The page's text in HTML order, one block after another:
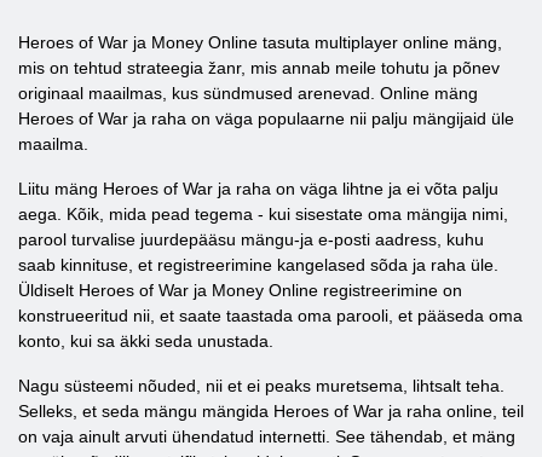
Heroes of War ja Money Online tasuta multiplayer online mäng,
mis on tehtud strateegia žanr, mis annab meile tohutu ja põnev
originaal maailmas, kus sündmused arenevad. Online mäng
Heroes of War ja raha on väga populaarne nii palju mängijaid üle
maailma.
Liitu mäng Heroes of War ja raha on väga lihtne ja ei võta palju
aega. Kõik, mida pead tegema - kui sisestate oma mängija nimi,
parool turvalise juurdepääsu mängu-ja e-posti aadress, kuhu
saab kinnituse, et registreerimine kangelased sõda ja raha üle.
Üldiselt Heroes of War ja Money Online registreerimine on
konstrueeritud nii, et saate taastada oma parooli, et pääseda oma
konto, kui sa äkki seda unustada.
Nagu süsteemi nõuded, nii et ei peaks muretsema, lihtsalt teha.
Selleks, et seda mängu mängida Heroes of War ja raha online, teil
on vaja ainult arvuti ühendatud internetti. See tähendab, et mäng